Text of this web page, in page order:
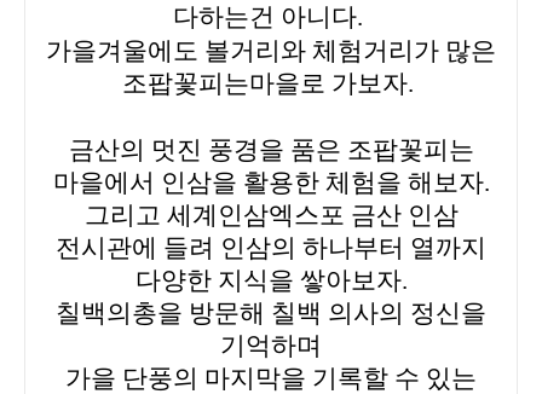
다하는건 아니다.
가을겨울에도 볼거리와 체험거리가 많은
조팝꽃피는마을로 가보자.
금산의 멋진 풍경을 품은 조팝꽃피는
마을에서 인삼을 활용한 체험을 해보자.
그리고 세계인삼엑스포 금산 인삼
전시관에 들려 인삼의 하나부터 열까지
다양한 지식을 쌓아보자.
칠백의총을 방문해 칠백 의사의 정신을
기억하며
가을 단풍의 마지막을 기록할 수 있는